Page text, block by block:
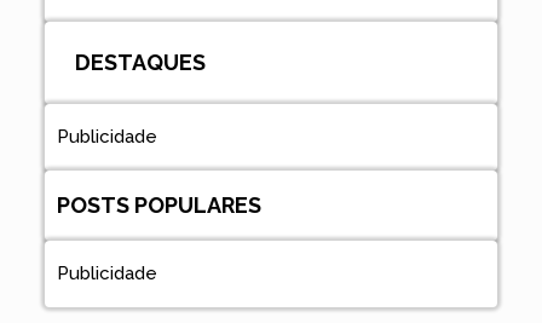
DESTAQUES
Publicidade
POSTS POPULARES
Publicidade